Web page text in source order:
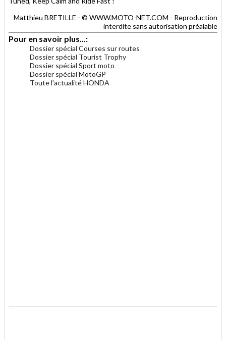
Matthieu BRETILLE - © WWW.MOTO-NET.COM - Reproduction
interdite sans autorisation préalable
Pour en savoir plus...:
Dossier spécial Courses sur routes
Dossier spécial Tourist Trophy
Dossier spécial Sport moto
Dossier spécial MotoGP
Toute l'actualité HONDA